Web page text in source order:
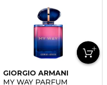
GIORGIO ARMANI
MY WAY PARFUM